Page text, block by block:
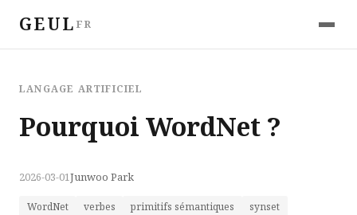
GEUL FR
LANGAGE ARTIFICIEL
Pourquoi WordNet ?
2026-03-01Junwoo Park
WordNet verbes primitifs sémantiques synset